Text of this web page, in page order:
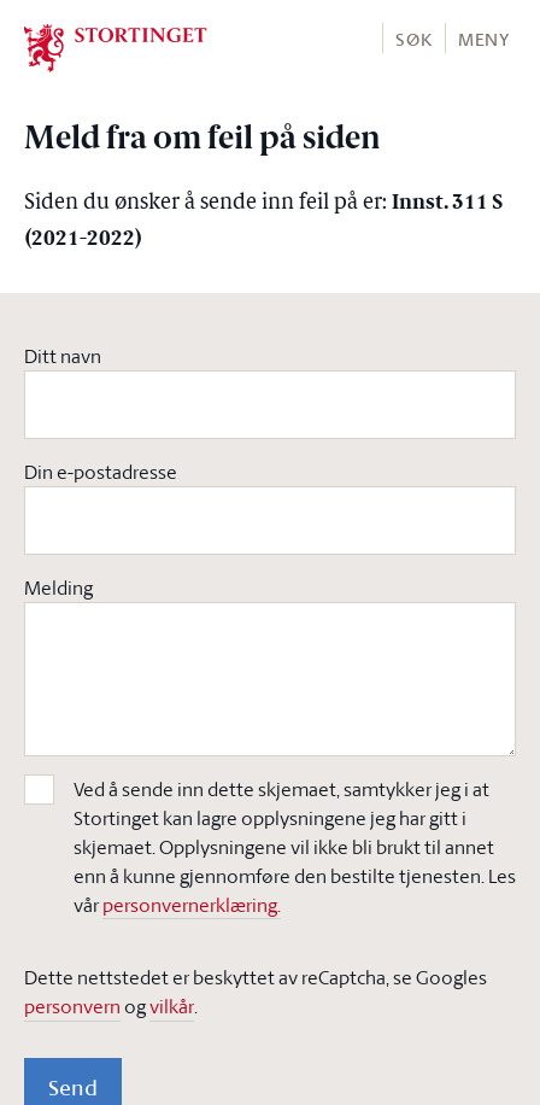
Stortinget.no
SØK MENY
Meld fra om feil på siden
Siden du ønsker å sende inn feil på er: Innst. 311 S
(2021-2022)
Ditt navn
Din e-postadresse
Melding
Ved å sende inn dette skjemaet, samtykker jeg i at
Stortinget kan lagre opplysningene jeg har gitt i
skjemaet. Opplysningene vil ikke bli brukt til annet
enn å kunne gjennomføre den bestilte tjenesten. Les
vårpersonvernerklæring.
Dette nettstedet er beskyttet av reCaptcha, se Googles
personvern ogvilkår.
Send